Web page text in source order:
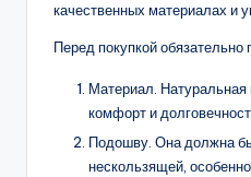
качественных материалах и
Перед покупкой обязательно
Материал.
комфорт и
Подошву. Она должна
нескользящей,